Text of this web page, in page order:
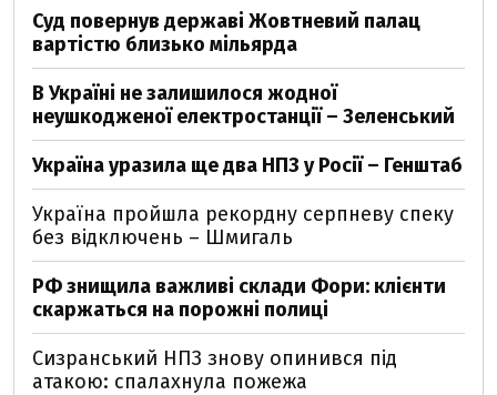
Суд повернув державі Жовтневий палац
вартістю близько мільярда
В Україні не залишилося жодної
неушкодженої електростанції – Зеленський
Україна уразила ще два НПЗ у Росії – Генштаб
Україна пройшла рекордну серпневу спеку
без відключень – Шмигаль
РФ знищила важливі склади Фори: клієнти
скаржаться на порожні полиці
Сизранський НПЗ знову опинився під
атакою: спалахнула пожежа